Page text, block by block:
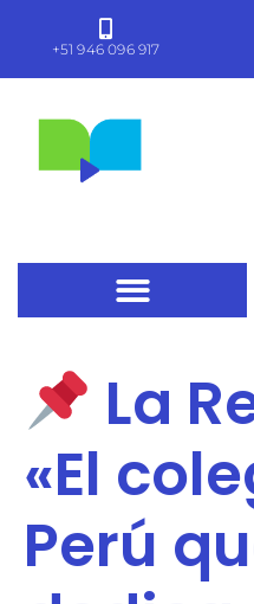
+51 946 096 917
La
«El
Perú